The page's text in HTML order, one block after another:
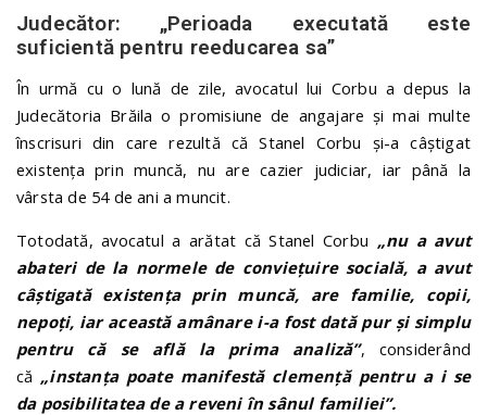
Judecător: „Perioada executată este
suficientă pentru reeducarea sa”
În urmă cu o lună de zile, avocatul lui Corbu a depus la
Judecătoria Brăila o promisiune de angajare și mai multe
înscrisuri din care rezultă că Stanel Corbu și-a câștigat
existența prin muncă, nu are cazier judiciar, iar până la
vârsta de 54 de ani a muncit.
Totodată, avocatul a arătat că Stanel Corbu „nu a avut
abateri de la normele de convieţuire socială, a avut
câştigată existenţa prin muncă, are familie, copii,
nepoţi, iar această amânare i-a fost dată pur şi simplu
pentru că se află la prima analiză”, considerând
că „instanţa poate manifestă clemenţă pentru a i se
da posibilitatea de a reveni în sânul familiei”.